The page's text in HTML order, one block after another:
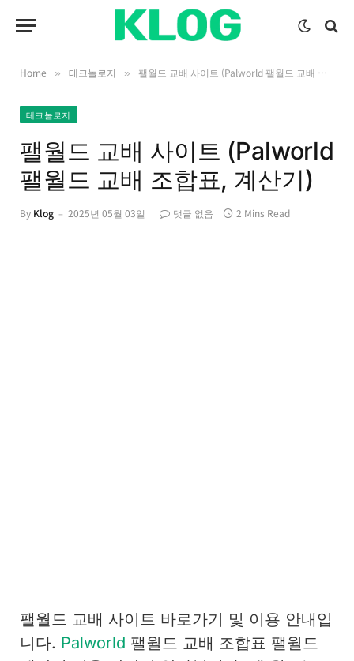
Home » 테크놀로지 » 팰월드 교배 사이트 (Palworld 팰월드 교배 조합표, 계산기)
테크놀로지
팰월드 교배 사이트 (Palworld
팰월드 교배 조합표, 계산기)
By Klog 2025년 05월 03일 댓글 없음 2 Mins Read
팰월드 교배 사이트 바로가기 및 이용 안내입
니다. Palworld 팰월드 교배 조합표 팰월드